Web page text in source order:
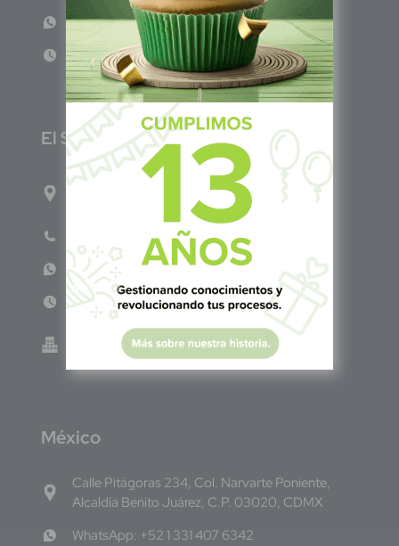
WhatsApp: +57 317 4651554
Lun - Vie 8:00am - 5:00pm
El Salvador
1ro Cll Pte, y 61 Av Nte, #3206, Local 9, San
Teléfono: +503 6986 1402
WhatsApp: +503 7687 3923
Lun - Vie 8:00am - 5:00pm
Green Know S.A de C.V - El Salvador 0614-
220118-102-0
México
Calle Pitágoras 234, Col. Narvarte Poniente,
Alcaldía Benito Juárez, C.P. 03020, CDMX
WhatsApp: +52 1 331 407 6342